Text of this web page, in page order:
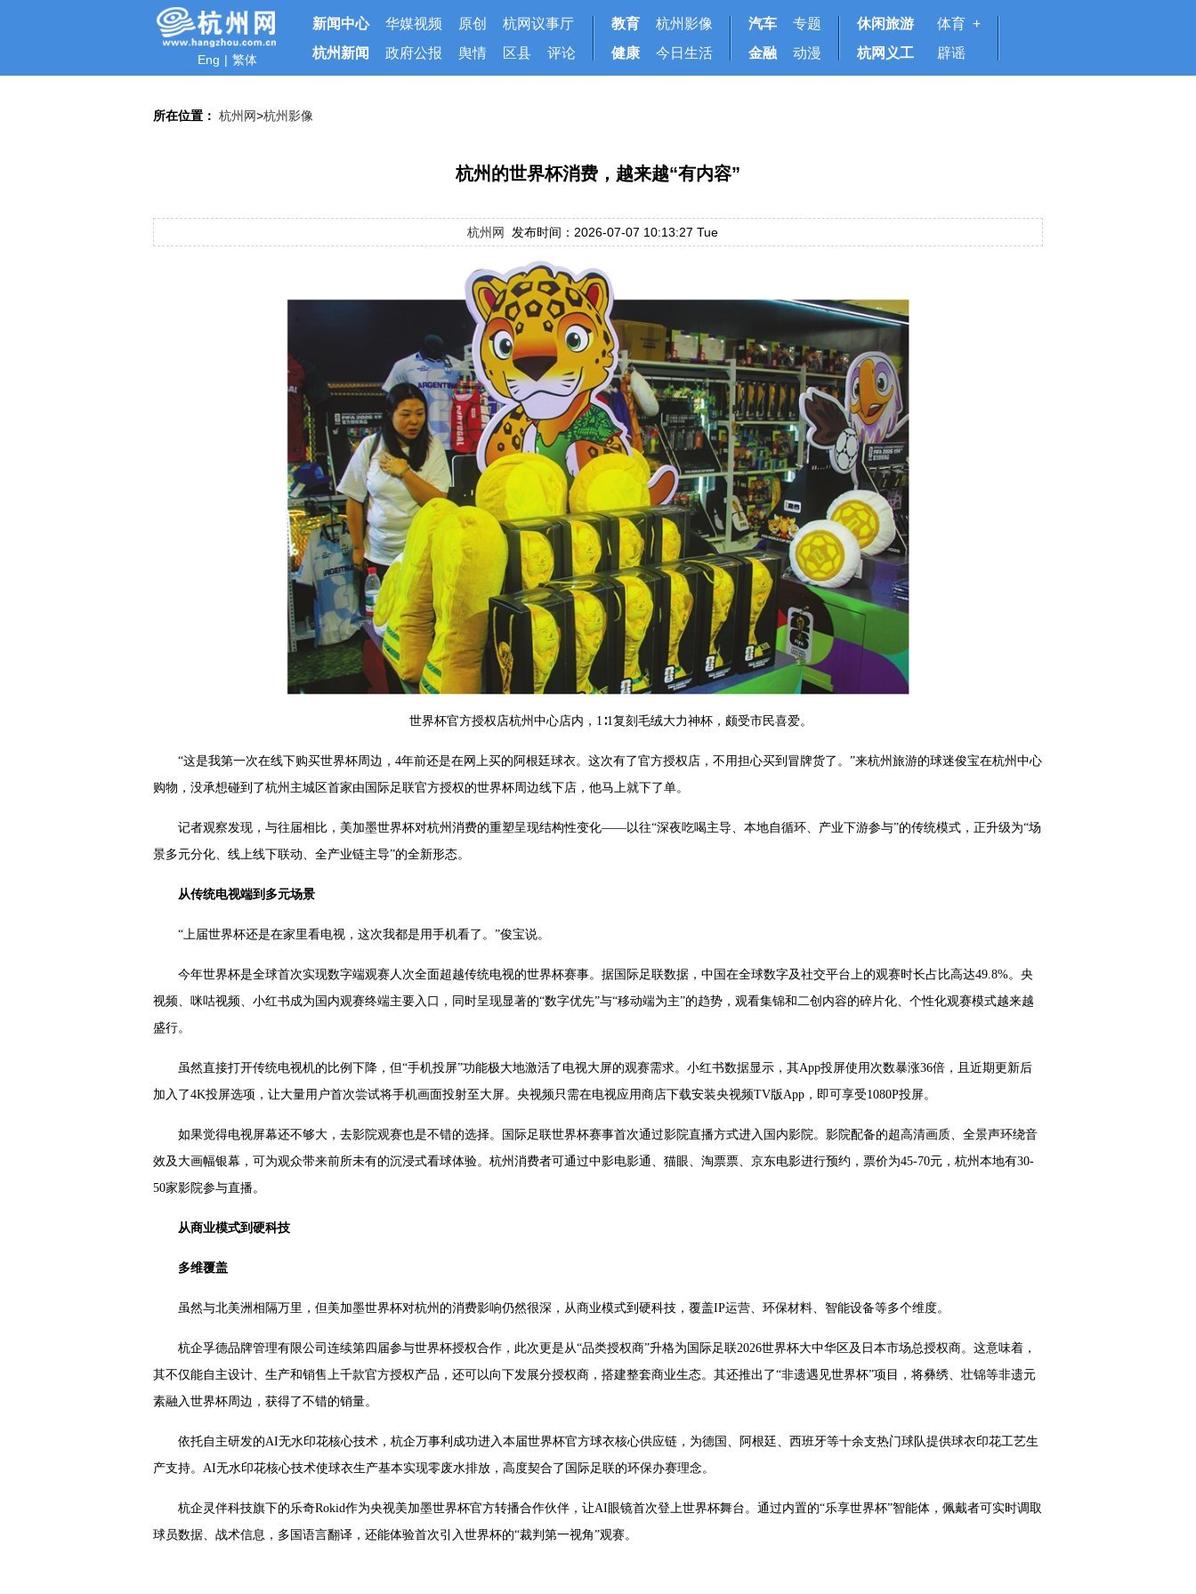
Eng | 繁体
新闻中心 华媒视频 原创
杭网议事厅
杭州新闻
政府公报 舆情 区县 评论
教育
杭州影像
健康
今日生活
汽车
专题
金融
动漫
休闲旅游
体育 +
杭网义工
辟谣
所在位置： 杭州网>杭州影像
杭州的世界杯消费，越来越“有内容”
杭州网 发布时间：2026-07-07 10:13:27 Tue
世界杯官方授权店杭州中心店内，1∶1复刻毛绒大力神杯，颇受市民喜爱。
“这是我第一次在线下购买世界杯周边，4年前还是在网上买的阿根廷球衣。这次有了官方授权店，不用担心买到冒牌货了。”来杭州旅游的球迷俊宝在杭州中心
购物，没承想碰到了杭州主城区首家由国际足联官方授权的世界杯周边线下店，他马上就下了单。
记者观察发现，与往届相比，美加墨世界杯对杭州消费的重塑呈现结构性变化——以往“深夜吃喝主导、本地自循环、产业下游参与”的传统模式，正升级为“场
景多元分化、线上线下联动、全产业链主导”的全新形态。
从传统电视端到多元场景
“上届世界杯还是在家里看电视，这次我都是用手机看了。”俊宝说。
今年世界杯是全球首次实现数字端观赛人次全面超越传统电视的世界杯赛事。据国际足联数据，中国在全球数字及社交平台上的观赛时长占比高达49.8%。央
视频、咪咕视频、小红书成为国内观赛终端主要入口，同时呈现显著的“数字优先”与“移动端为主”的趋势，观看集锦和二创内容的碎片化、个性化观赛模式越来越
盛行。
虽然直接打开传统电视机的比例下降，但“手机投屏”功能极大地激活了电视大屏的观赛需求。小红书数据显示，其App投屏使用次数暴涨36倍，且近期更新后
加入了4K投屏选项，让大量用户首次尝试将手机画面投射至大屏。央视频只需在电视应用商店下载安装央视频TV版App，即可享受1080P投屏。
如果觉得电视屏幕还不够大，去影院观赛也是不错的选择。国际足联世界杯赛事首次通过影院直播方式进入国内影院。影院配备的超高清画质、全景声环绕音
效及大画幅银幕，可为观众带来前所未有的沉浸式看球体验。杭州消费者可通过中影电影通、猫眼、淘票票、京东电影进行预约，票价为45-70元，杭州本地有30-
50家影院参与直播。
从商业模式到硬科技
多维覆盖
虽然与北美洲相隔万里，但美加墨世界杯对杭州的消费影响仍然很深，从商业模式到硬科技，覆盖IP运营、环保材料、智能设备等多个维度。
杭企孚德品牌管理有限公司连续第四届参与世界杯授权合作，此次更是从“品类授权商”升格为国际足联2026世界杯大中华区及日本市场总授权商。这意味着，
其不仅能自主设计、生产和销售上千款官方授权产品，还可以向下发展分授权商，搭建整套商业生态。其还推出了“非遗遇见世界杯”项目，将彝绣‌、壮锦等非遗元
素融入世界杯周边，获得了不错的销量。
依托自主研发的AI无水印花核心技术，杭企万事利成功进入本届世界杯官方球衣核心供应链，为德国、阿根廷、西班牙等十余支热门球队提供球衣印花工艺生
产支持。AI无水印花核心技术使球衣生产基本实现零废水排放，高度契合了国际足联的环保办赛理念。
杭企灵伴科技旗下的乐奇Rokid作为央视美加墨世界杯官方转播合作伙伴，让AI眼镜首次登上世界杯舞台。通过内置的“乐享世界杯”智能体，佩戴者可实时调取
球员数据、战术信息，多国语言翻译，还能体验首次引入世界杯的“裁判第一视角”观赛。